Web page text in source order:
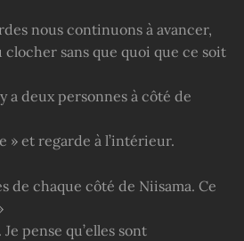
nous continuons à avancer,
clocher sans que quoi que ce soit
a deux personnes à côté de
» et regarde à l’intérieur.
de chaque côté de Niisama. Ce
pense qu’elles sont